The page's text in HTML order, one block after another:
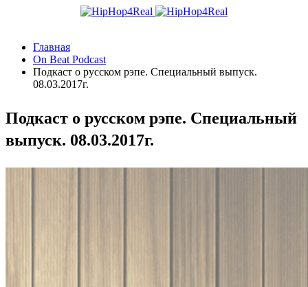
Главная
On Beat Podcast
Подкаст о русском рэпе. Специальный выпуск.
08.03.2017г.
Подкаст о русском рэпе. Специальный
выпуск. 08.03.2017г.